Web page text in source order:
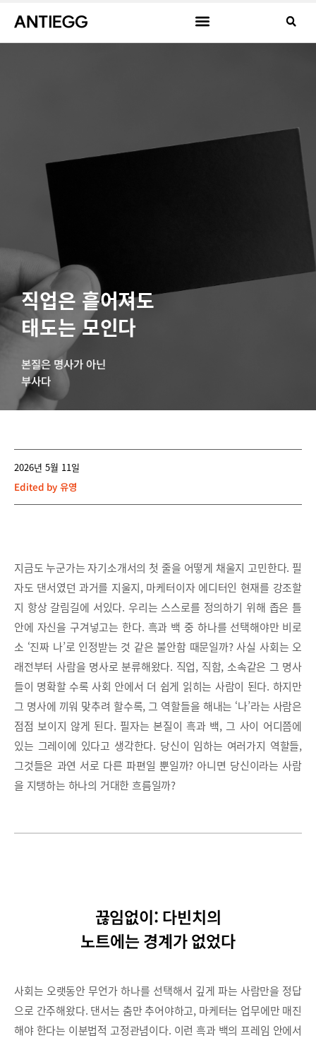
직업은 흩어져도
태도는 모인다
본질은 명사가 아닌
부사다
2026년 5월 11일
Edited by 유영
지금도 누군가는 자기소개서의 첫 줄을 어떻게 채울지 고민한다. 필
자도 댄서였던 과거를 지울지, 마케터이자 에디터인 현재를 강조할
지 항상 갈림길에 서있다. 우리는 스스로를 정의하기 위해 좁은 틀
안에 자신을 구겨넣고는 한다. 흑과 백 중 하나를 선택해야만 비로
소 ‘진짜 나’로 인정받는 것 같은 불안함 때문일까? 사실 사회는 오
래전부터 사람을 명사로 분류해왔다. 직업, 직함, 소속같은 그 명사
들이 명확할 수록 사회 안에서 더 쉽게 읽히는 사람이 된다. 하지만
그 명사에 끼워 맞추려 할수록, 그 역할들을 해내는 ‘나’라는 사람은
점점 보이지 않게 된다. 필자는 본질이 흑과 백, 그 사이 어디쯤에
있는 그레이에 있다고 생각한다. 당신이 임하는 여러가지 역할들,
그것들은 과연 서로 다른 파편일 뿐일까? 아니면 당신이라는 사람
을 지탱하는 하나의 거대한 흐름일까?
끊임없이: 다빈치의
노트에는 경계가 없었다
사회는 오랫동안 무언가 하나를 선택해서 깊게 파는 사람만을 정답
으로 간주해왔다. 댄서는 춤만 추어야하고, 마케터는 업무에만 매진
해야 한다는 이분법적 고정관념이다. 이런 흑과 백의 프레임 안에서